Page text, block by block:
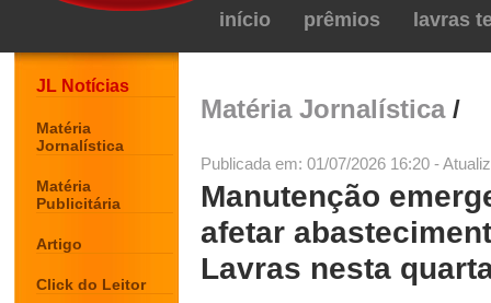
início prêmios lavras
JL Notícias
Matéria
Jornalística
Matéria
Publicitária
Artigo
Click do Leitor
Matéria Jornalística/
Publicada em: 01/07/2026 16:20 -
Manutenção
afetar
Lavras nesta